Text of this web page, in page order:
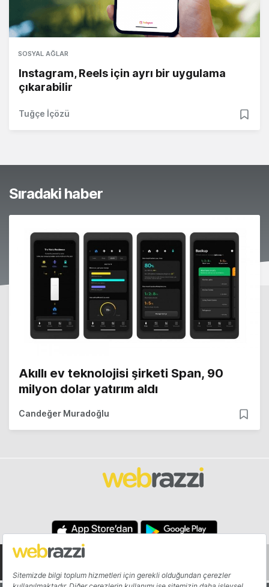
SOSYAL AĞLAR
Instagram, Reels için ayrı bir uygulama
çıkarabilir
Tuğçe İçözü
Sıradaki haber
Akıllı ev teknolojisi şirketi Span, 90
milyon dolar yatırım aldı
Candeğer Muradoğlu